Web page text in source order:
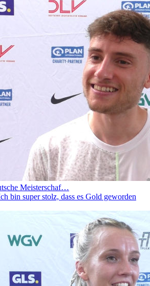
Meisterschaf…
bin super stolz, dass es Gold geworden